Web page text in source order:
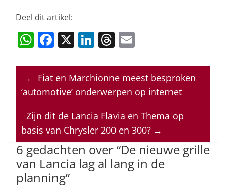
Deel dit artikel:
W
h
at
s
p
p
F
a
c
e
o
o
k
X Li
n
k
e
n
T
h
re
a
d
s
ai
l
← Fiat en Marchionne meest besproken
‘automotive’ onderwerpen op internet
Zijn dit de Lancia Flavia en Thema op
basis van Chrysler 200 en 300? →
6 gedachten over “De nieuwe grille
van Lancia lag al lang in de
planning”